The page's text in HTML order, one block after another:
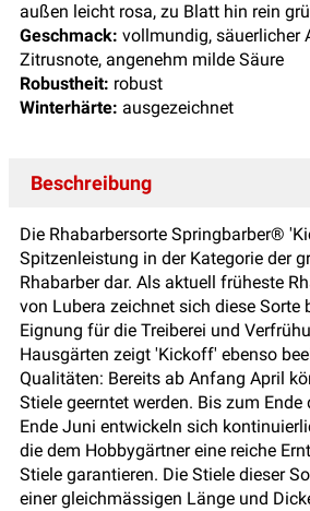
außen leicht rosa, zu Blatt hin rein
Geschmack: vollmundig, säuerlicher
Zitrusnote, angenehm milde Säure
Robustheit: robust
Winterhärte: ausgezeichnet
Beschreibung
Die Rhabarbersorte Springbarber®
Spitzenleistung in der Kategorie der
Rhabarber dar. Als aktuell früheste
von Lubera zeichnet sich diese Sorte
Eignung für die Treiberei und
Hausgärten zeigt 'Kickoff' ebenso
Qualitäten: Bereits ab Anfang April
Stiele geerntet werden. Bis zum Ende
Ende Juni entwickeln sich
die dem Hobbygärtner eine reiche
Stiele garantieren. Die Stiele dieser
einer gleichmässigen Länge und